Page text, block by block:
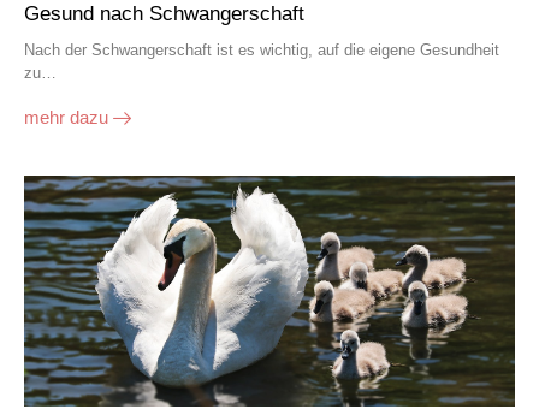
Gesund nach Schwangerschaft
Nach der Schwangerschaft ist es wichtig, auf die eigene Gesundheit
zu…
mehr dazu